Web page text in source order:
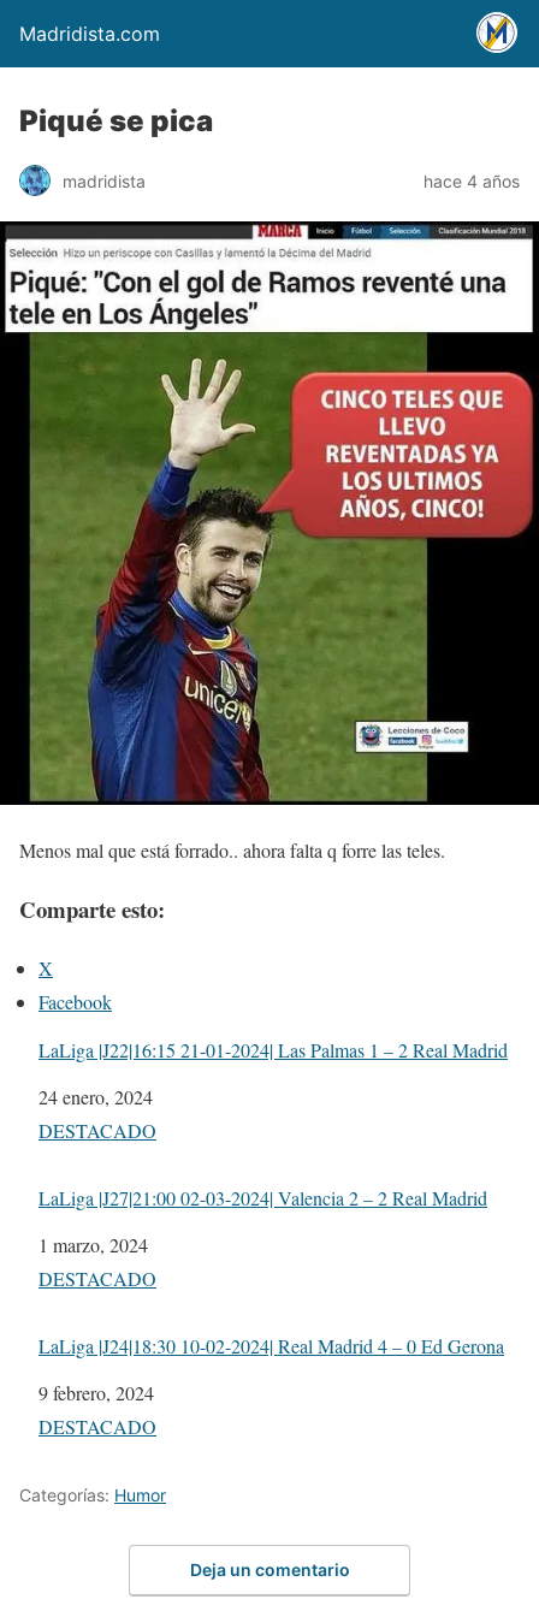
Madridista.com
Piqué se pica
madridista hace 4 años
Menos mal que está forrado.. ahora falta q forre las teles.
Comparte esto:
X
Facebook
LaLiga |J22|16:15 21-01-2024| Las Palmas 1 – 2 Real Madrid
Fecha
24 enero, 2024
Respecto a
DESTACADO
LaLiga |J27|21:00 02-03-2024| Valencia 2 – 2 Real Madrid
Fecha
1 marzo, 2024
Respecto a
DESTACADO
LaLiga |J24|18:30 10-02-2024| Real Madrid 4 – 0 Ed Gerona
Fecha
9 febrero, 2024
Respecto a
DESTACADO
Categorías: Humor
Deja un comentario